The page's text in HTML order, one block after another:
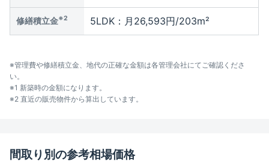
修繕積立金※2 5LDK：月26,593円/203m²
※管理費や修繕積立金、地代の正確な金額は各管理会社にてご確認くださ
い。
※1 新築時の金額になります。
※2 直近の販売物件から算出しています。
間取り別の参考相場価格